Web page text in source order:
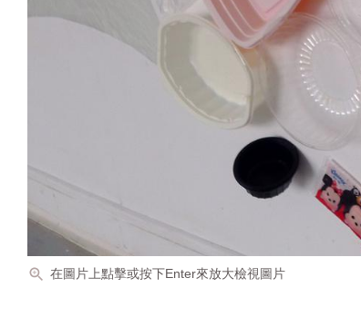
在圖片上點擊或按下Enter來放大檢視圖片